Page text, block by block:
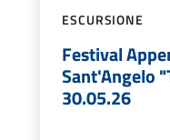
ESCURSIONE
Festival
Sant'Angelo
30.05.26